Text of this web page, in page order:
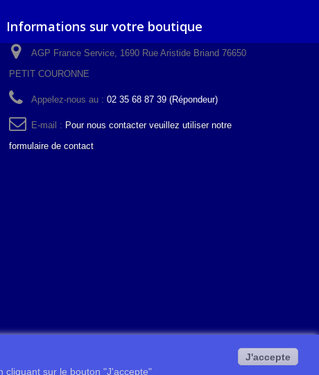
Informations sur votre boutique
AGP France Service, 1690 Rue Aristide Briand 76650
PETIT COURONNE
Appelez-nous au : 02 35 68 87 39 (Répondeur)
E-mail : Pour nous contacter veuillez utiliser notre
formulaire de contact
cliquant sur le bouton "J'accepte"
J'accepte